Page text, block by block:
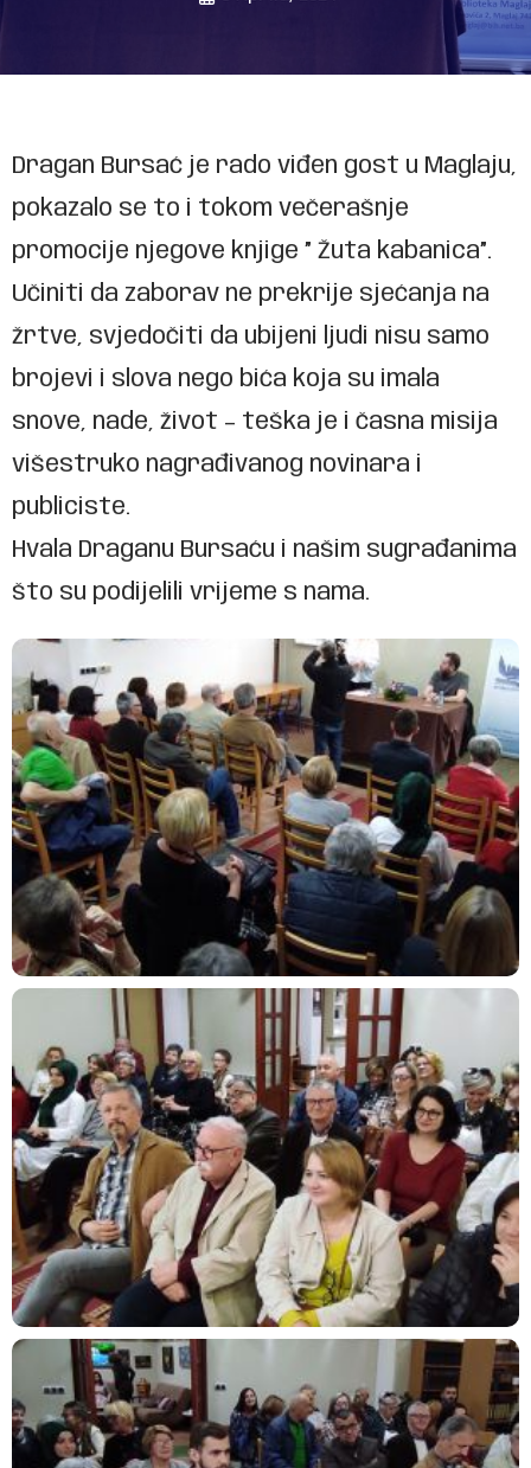
Dragan Bursać je rado viđen gost u Maglaju,
pokazalo se to i tokom večerašnje
promocije njegove knjige ” Žuta kabanica”.
Učiniti da zaborav ne prekrije sjećanja na
žrtve, svjedočiti da ubijeni ljudi nisu samo
brojevi i slova nego bića koja su imala
snove, nade, život – teška je i časna misija
višestruko nagrađivanog novinara i
publiciste.
Hvala Draganu Bursaću i našim sugrađanima
što su podijelili vrijeme s nama.